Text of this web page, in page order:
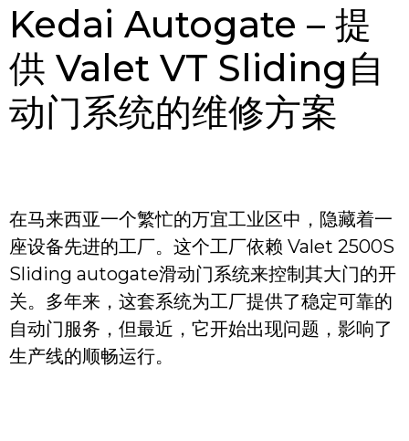
Kedai Autogate – 提
供 Valet VT Sliding自
动门系统的维修方案
在马来西亚一个繁忙的万宜工业区中，隐藏着一
座设备先进的工厂。这个工厂依赖 Valet 2500S
Sliding autogate滑动门系统来控制其大门的开
关。多年来，这套系统为工厂提供了稳定可靠的
自动门服务，但最近，它开始出现问题，影响了
生产线的顺畅运行。